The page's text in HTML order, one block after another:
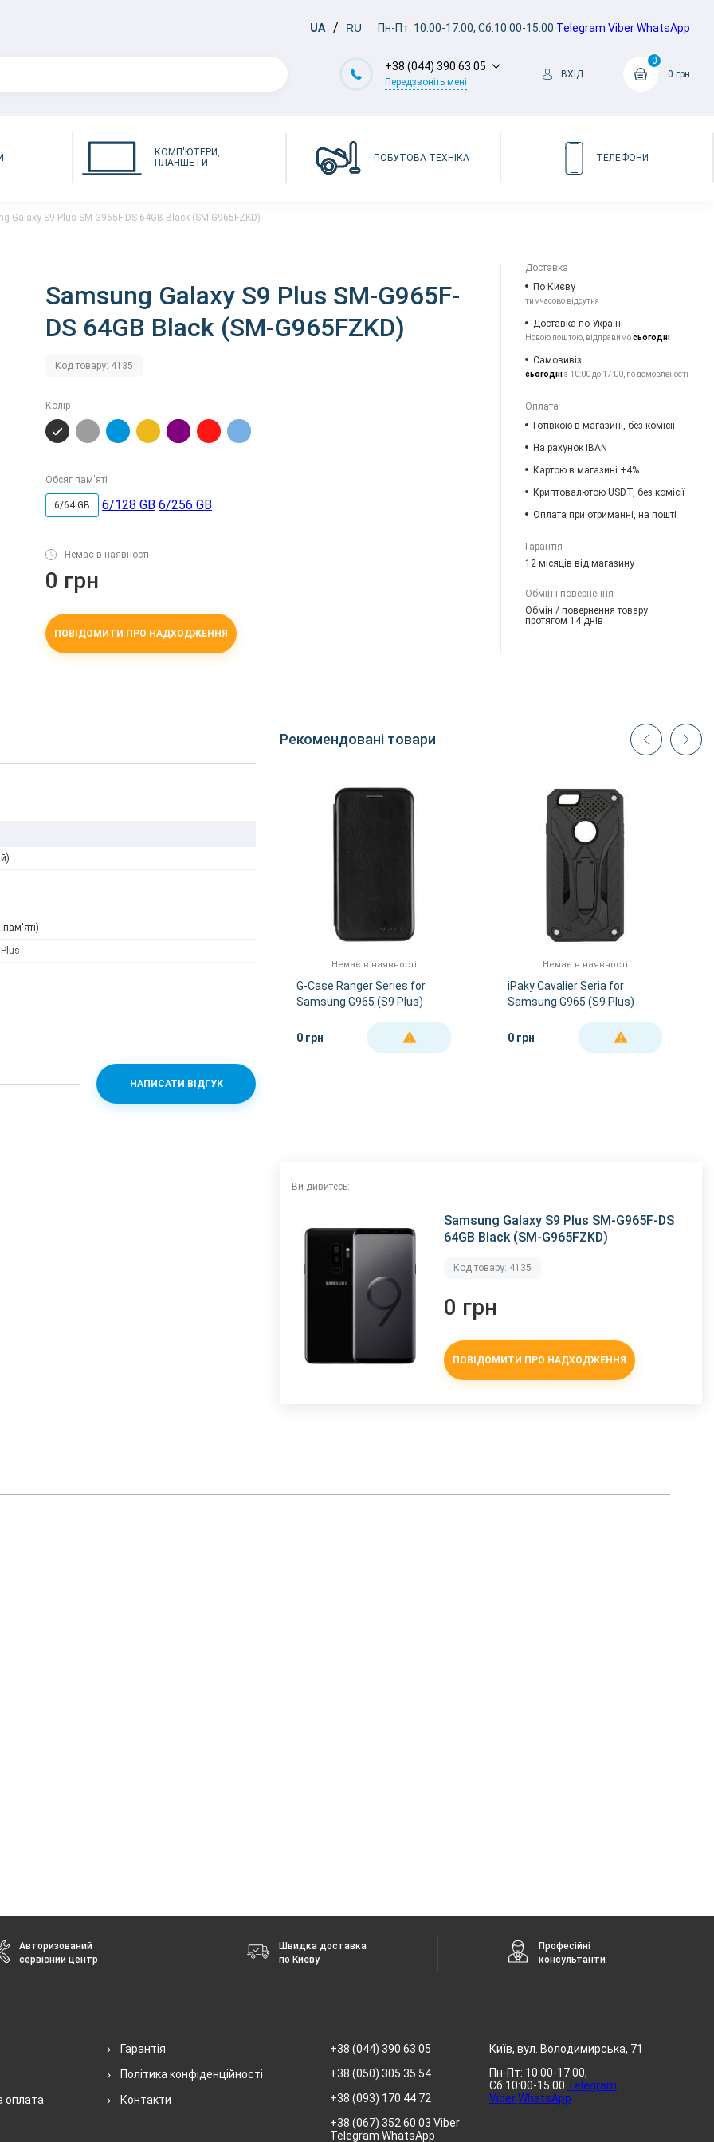
UA RU Пн-Пт: 10:00-17:00, Сб:10:00-15:00 Telegram ViberWhatsApp
+38 (044) 390 63 05
Передзвоніть мені
ВХІД
0
0 грн
КОМП'ЮТЕРИ,
ПЛАНШЕТИ
ПОБУТОВА ТЕХНІКА ТЕЛЕФОНИ
Galaxy S9 Plus SM-G965F-DS 64GB Black (SM-G965FZKD)
Samsung Galaxy S9 Plus SM-G965F-
DS 64GB Black (SM-G965FZKD)
Код товару: 4135
Колір
Обсяг пам'яті
6/64 GB 6/128 GB 6/256 GB
Немає в наявності
0 грн
ПОВІДОМИТИ ПРО НАДХОДЖЕННЯ
Доставка
По Києву
тимчасово відсутня
Доставка по Україні
Новою поштою, відправимосьогодні
Самовивіз
сьогодніз 10:00 до 17:00, по домовленості
Оплата
Готівкою в магазині, без комісії
На рахунок IBAN
Картою в магазині +4%
Криптовалютою USDT, без комісії
Оплата при отриманні, на пошті
Гарантія
12 місяців від магазину
Обмін і повернення
Обмін / повернення товару
протягом 14 днів
пам'яті)
повідомлення.
НАПИСАТИ ВІДГУК
Рекомендовані товари
Немає в наявності
G-Case Ranger Series for
Samsung G965 (S9 Plus)
0 грн
ДЕТАЛЬНІШЕ
Немає в наявності
iPaky Cavalier Seria for
Samsung G965 (S9 Plus)
0 грн
ДЕТАЛЬНІШЕ
Ви дивитесь:
Samsung Galaxy S9 Plus SM-G965F-DS
64GB Black (SM-G965FZKD)
Код товару: 4135
0 грн
ПОВІДОМИТИ ПРО НАДХОДЖЕННЯ
Авторизований
сервісний центр
Швидка доставка
по Києву
Професійні
консультанти
оплата
Гарантія
Політика конфіденційності
Контакти
+38 (044) 390 63 05
+38 (050) 305 35 54
+38 (093) 170 44 72
+38 (067) 352 60 03 Viber
Telegram WhatsApp
Київ, вул. Володимирська, 71
Пн-Пт: 10:00-17:00,
Сб:10:00-15:00 Telegram
ViberWhatsApp